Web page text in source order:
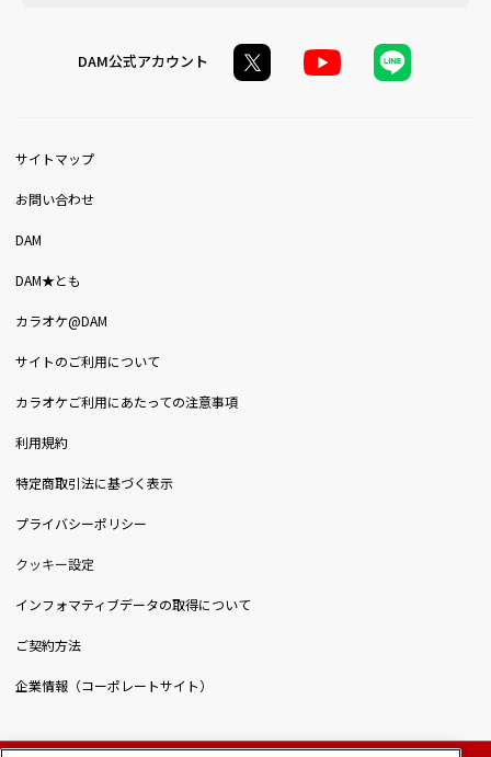
DAM公式アカウント
サイトマップ
お問い合わせ
DAM
DAM★とも
カラオケ@DAM
サイトのご利用について
カラオケご利用にあたっての注意事項
利用規約
特定商取引法に基づく表示
プライバシーポリシー
クッキー設定
インフォマティブデータの取得について
ご契約方法
企業情報（コーポレートサイト）